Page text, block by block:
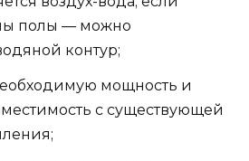
полы — можно
контур;
мощность и
с существующей